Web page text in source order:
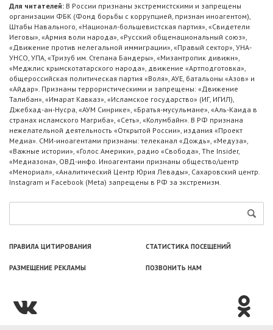
Для читателей: В России признаны экстремистскими и запрещены
организации ФБК (Фонд борьбы с коррупцией, признан иноагентом),
Штабы Навального, «Национал-большевистская партия», «Свидетели
Иеговы», «Армия воли народа», «Русский общенациональный союз»,
«Движение против нелегальной иммиграции», «Правый сектор», УНА-
УНСО, УПА, «Тризуб им. Степана Бандеры», «Мизантропик дивижн»,
«Меджлис крымскотатарского народа», движение «Артподготовка»,
общероссийская политическая партия «Воля», АУЕ, батальоны «Азов» и
«Айдар». Признаны террористическими и запрещены: «Движение
Талибан», «Имарат Кавказ», «Исламское государство» (ИГ, ИГИЛ),
Джебхад-ан-Нусра, «АУМ Синрике», «Братья-мусульмане», «Аль-Каида в
странах исламского Магриба», «Сеть», «Колумбайн». В РФ признана
нежелательной деятельность «Открытой России», издания «Проект
Медиа». СМИ-иноагентами признаны: телеканал «Дождь», «Медуза»,
«Важные истории», «Голос Америки», радио «Свобода», The Insider,
«Медиазона», ОВД-инфо. Иноагентами признаны общество/центр
«Мемориал», «Аналитический Центр Юрия Левады», Сахаровский центр.
Instagram и Facebook (Metа) запрещены в РФ за экстремизм.
ПРАВИЛА ЦИТИРОВАНИЯ СТАТИСТИКА ПОСЕЩЕНИЙ
РАЗМЕЩЕНИЕ РЕКЛАМЫ ПОЗВОНИТЬ НАМ